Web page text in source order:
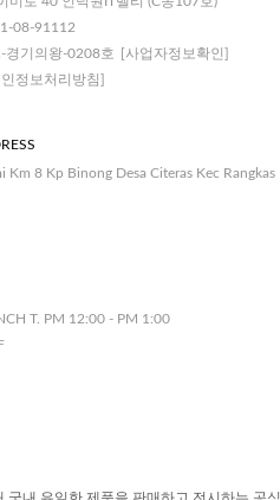
08-91112
경기의왕-0208호
[사업자정보확인]
인정보처리방침]
Km 8 Kp Binong Desa Citeras Kec
T. PM 12:00 - PM 1:00